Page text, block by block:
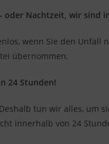
oder Nachtzeit, wir sind
wenn Sie den Unfall
übernommen.
24 Stunden!
tun wir alles, um
innerhalb von 24